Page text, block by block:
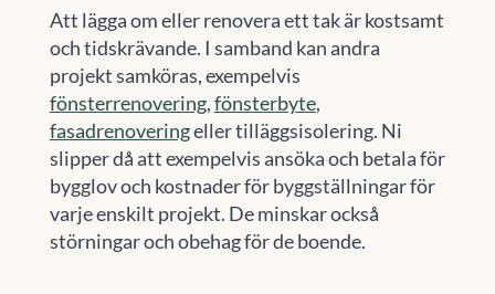
Att lägga om eller renovera ett tak är kostsamt
och tidskrävande. I samband kan andra
projekt samköras, exempelvis
fönsterrenovering,fönsterbyte,
fasadrenoveringeller tilläggsisolering. Ni
slipper då att exempelvis ansöka och betala för
bygglov och kostnader för byggställningar för
varje enskilt projekt. De minskar också
störningar och obehag för de boende.